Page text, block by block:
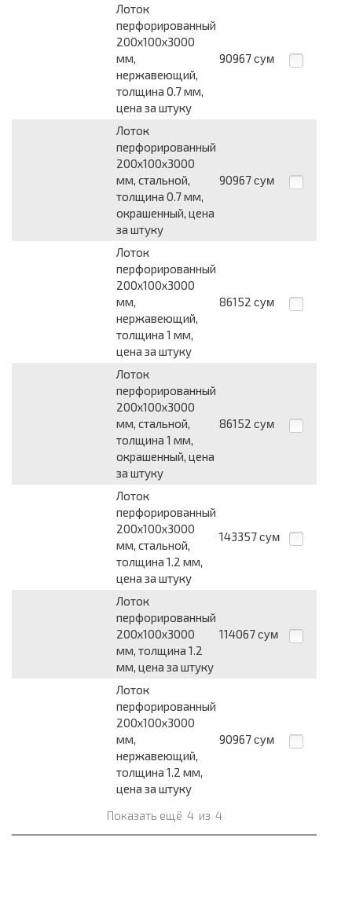
Лоток
перфорированный
200х100х3000
мм,
нержавеющий,
толщина 0.7 мм,
цена за штуку
90967 сум
Лоток
перфорированный
200х100х3000
мм, стальной,
толщина 0.7 мм,
окрашенный, цена
за штуку
90967 сум
Лоток
перфорированный
200х100х3000
мм,
нержавеющий,
толщина 1 мм,
цена за штуку
86152 сум
Лоток
перфорированный
200х100х3000
мм, стальной,
толщина 1 мм,
окрашенный, цена
за штуку
86152 сум
Лоток
перфорированный
200х100х3000
мм, стальной,
толщина 1.2 мм,
цена за штуку
143357 сум
Лоток
перфорированный
200х100х3000
мм, толщина 1.2
мм, цена за штуку
114067 сум
Лоток
перфорированный
200х100х3000
мм,
нержавеющий,
толщина 1.2 мм,
цена за штуку
90967 сум
Показать ещё 4 из 4